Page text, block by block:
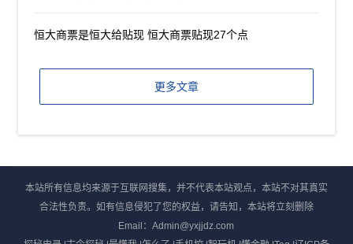
恒大商票是恒大给贴现 恒大商票贴现27个点
更多文章
本站所有信息均来源于互联网搜集，并不代表本站观点，本站不对其真实
合法性负责。如有信息侵犯了您的权益，请告知，本站将立刻删除
Email：Admin@yxjjdz.com